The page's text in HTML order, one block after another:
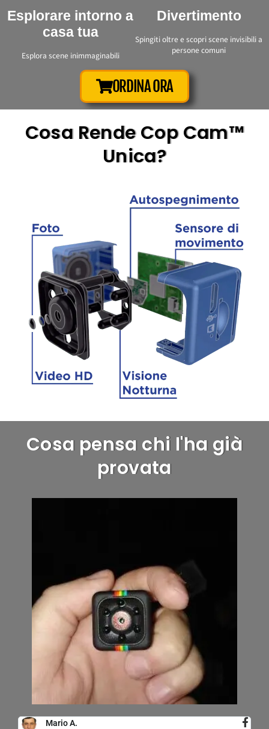
Esplorare intorno a
casa tua
Esplora scene inimmaginabili
Divertimento
Spingiti oltre e scopri scene invisibili a
persone comuni
ORDINA ORA
Cosa Rende Cop Cam™
Unica?
Cosa pensa chi l'ha già
provata
Mario A.